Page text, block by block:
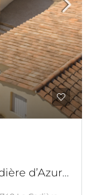
Vendu en exclusivité à La Cadière d’Azur en position dominante avec Vue mer – villa rénovée avec piscine et maison d’amis